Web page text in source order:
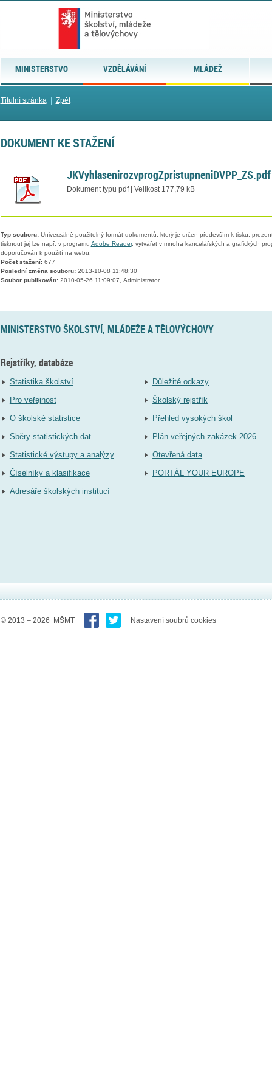
MINISTERSTVO VZDĚLÁVÁNÍ MLÁDEŽ
Titulní stránka| Zpět
DOKUMENT KE STAŽENÍ
JKVyhlasenirozvprogZpristupneniDVPP_ZS.pdf
Dokument typu pdf | Velikost 177,79 kB
Typ souboru:Univerzálně použitelný formát dokumentů, který je určen především k tisku,
tisknout jej lze např. v programu Adobe Reader, vytvářet v mnoha kancelářských a grafických
doporučován k použití na webu.
Počet stažení:677
Poslední změna souboru:2013-10-08 11:48:30
Soubor publikován:2010-05-26 11:09:07, Administrator
MINISTERSTVO ŠKOLSTVÍ, MLÁDEŽE A TĚLOVÝCHOVY
Rejstříky, databáze
Statistika školství
Pro veřejnost
O školské statistice
Sběry statistických dat
Statistické výstupy a analýzy
Číselníky a klasifikace
Adresáře školských institucí
Důležité odkazy
Školský rejstřík
Přehled vysokých škol
Plán veřejných zakázek 2026
Otevřená data
PORTÁL YOUR EUROPE
© 2013 – 2026 MŠMT Nastavení soubrů cookies